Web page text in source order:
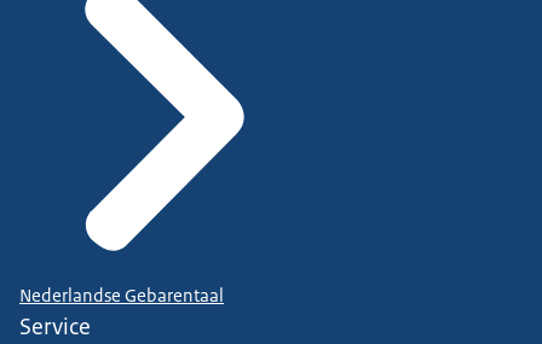
Nederlandse Gebarentaal
Service